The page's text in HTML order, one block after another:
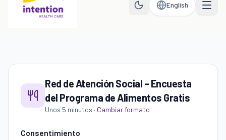
English
Red de Atención Social – Encuesta
del Programa de Alimentos Gratis
Unos 5 minutos · Cambiar formato
Consentimiento